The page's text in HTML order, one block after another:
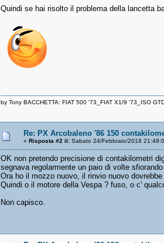
Quindi se hai risolto il problema della lancetta
by Tony BACCHETTA: FIAT 500 '73_FIAT X1/9 '73_ISO
Re: PX Arcobaleno '86 150
« Risposta #2 il: Sabato 24/Febbraio/2018
OK non pretendo precisione di contakilometri
segnava regolarmente un paio di volte
Ora ho il mozzo nuovo, il rinvio nuovo
Quindi o il motore della Vespa ? fuso, o c'
Non capisco.